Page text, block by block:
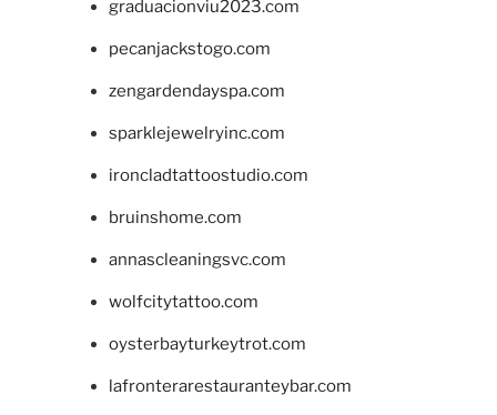
graduacionviu2023.com
pecanjackstogo.com
zengardendayspa.com
sparklejewelryinc.com
ironcladtattoostudio.com
bruinshome.com
annascleaningsvc.com
wolfcitytattoo.com
oysterbayturkeytrot.com
lafronterarestauranteybar.com